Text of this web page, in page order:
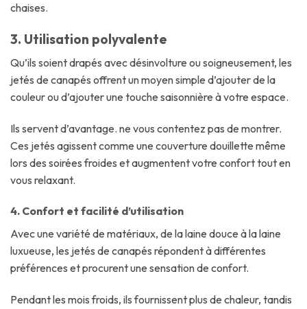
chaises.
3. Utilisation polyvalente
Qu’ils soient drapés avec désinvolture ou soigneusement, les
jetés de canapés offrent un moyen simple d’ajouter de la
couleur ou d’ajouter une touche saisonnière à votre espace.
Ils servent d’avantage. ne vous contentez pas de montrer.
Ces jetés agissent comme une couverture douillette même
lors des soirées froides et augmentent votre confort tout en
vous relaxant.
4. Confort et facilité d’utilisation
Avec une variété de matériaux, de la laine douce à la laine
luxueuse, les jetés de canapés répondent à différentes
préférences et procurent une sensation de confort.
Pendant les mois froids, ils fournissent plus de chaleur, tandis